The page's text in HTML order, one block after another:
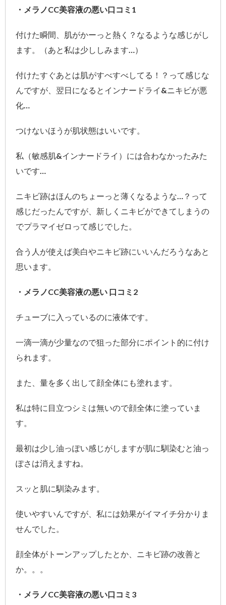
・メラノCC美容液の悪い口コミ1
付けた瞬間、肌がかーっと熱く？なるような感じがし
ます。（あと私は少ししみます…）
付けたすぐあとは肌がすべすべしてる！？って感じな
んですが、翌日になるとインナードライ&ニキビが悪
化…
つけないほうが肌状態はいいです。
私（敏感肌&インナードライ）には合わなかったみた
いです…
ニキビ跡はほんのちょーっと薄くなるような…？って
感じだったんですが、新しくニキビができてしまうの
でプラマイゼロって感じでした。
合う人が使えば美白やニキビ跡にいいんだろうなあと
思います。
・メラノCC美容液の悪い 口コミ2
チューブに入っているのに液体です。
一滴一滴が少量なので狙った部分にポイント的に付け
られます。
また、量を多く出して顔全体にも塗れます。
私は特に目立つシミは無いので顔全体に塗っていま
す。
最初は少し油っぽい感じがしますが肌に馴染むと油っ
ぽさは消えますね。
スッと肌に馴染みます。
使いやすいんですが、私には効果がイマイチ分かりま
せんでした。
顔全体がトーンアップしたとか、ニキビ跡の改善と
か。。。
・メラノCC美容液の悪い口コミ3